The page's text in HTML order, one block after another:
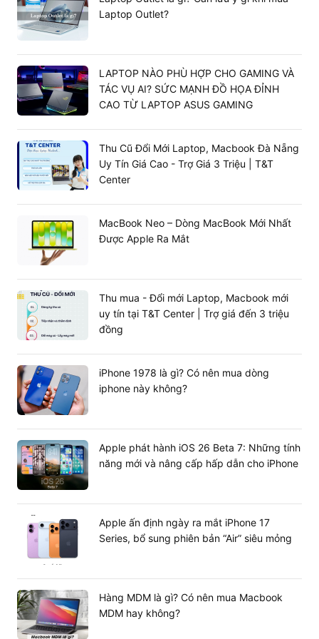
Công nghệ hiện đại giúp tối ưu hóa băng thông truyền
Tại sao nên mua RAM OCPC XTREME II
16GB 2666MHZ DDR4 tại T&T Center?
T&T Center tự hào là địa chỉ cung cấp RAM máy tính uy
tín hàng đầu. Khi mua sắm tại đây, quý khách sẽ được
phẩm chính hãng 100% với mức giá cạnh tranh trên thị
trường.
Đảm bảo hàng mới 100%, nguyên seal, đầy đủ
hộp và phụ kiện.
Chính sách bảo hành dài hạn, lỗi là đổi nhanh
chóng.
Hỗ trợ lắp đặt và vệ sinh máy miễn phí tại cửa
hàng.
Laptop Outlet?
LAPTOP NÀO PHÙ HỢP CHO GAMING VÀ
TÁC VỤ AI? SỨC MẠNH ĐỒ HỌA ĐỈNH
CAO TỪ LAPTOP ASUS GAMING
Thu Cũ Đổi Mới Laptop, Macbook Đà Nẵng
Uy Tín Giá Cao - Trợ Giá 3 Triệu | T&T
Center
MacBook Neo – Dòng MacBook Mới Nhất
Được Apple Ra Mắt
Thu mua - Đổi mới Laptop, Macbook mới
uy tín tại T&T Center | Trợ giá đến 3 triệu
đồng
iPhone 1978 là gì? Có nên mua dòng
iphone này không?
Apple phát hành iOS 26 Beta 7: Những tính
năng mới và nâng cấp hấp dẫn cho iPhone
Apple ấn định ngày ra mắt iPhone 17
Series, bổ sung phiên bản “Air” siêu mỏng
Hàng MDM là gì? Có nên mua Macbook
MDM hay không?